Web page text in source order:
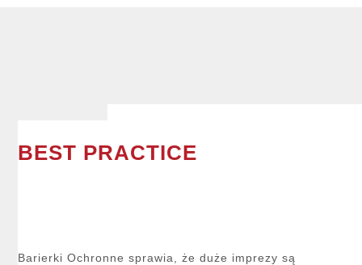
BEST PRACTICE
Barierki Ochronne sprawia, że duże imprezy są